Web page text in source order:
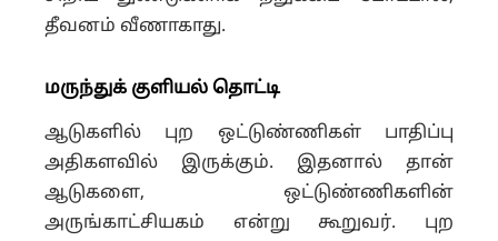
தீவனம் வீணாகாது.
மருந்துக் குளியல் தொட்டி
ஆடுகளில் புற ஒட்டுண்ணிகள் பாதிப்பு
அதிகளவில் இருக்கும். இதனால் தான்
ஆடுகளை, ஒட்டுண்ணிகளின்
அருங்காட்சியகம் என்று கூறுவர். புற